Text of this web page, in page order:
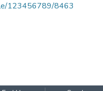
123456789/8463